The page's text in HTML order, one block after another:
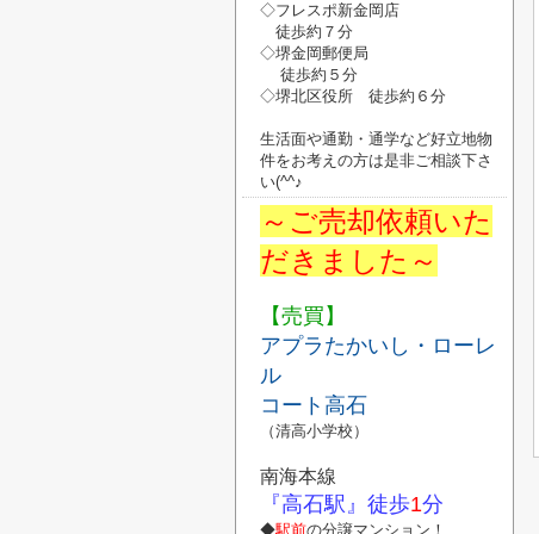
◇フレスポ新金岡店
徒歩約７分
◇堺金岡郵便局
徒歩約５分
◇堺北区役所 徒歩約６分
生活面や通勤・通学など好立地物
件をお考えの方は是非ご相談下さ
い(^^♪
～ご売却依頼いた
だきました～
【売買】
アプラたかいし・ローレ
ル
コート高石
（清高小学校）
南海本線
『高石駅』 徒歩1分
◆駅前の分譲マンション！